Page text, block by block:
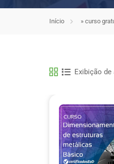
Início » curso
Exibição